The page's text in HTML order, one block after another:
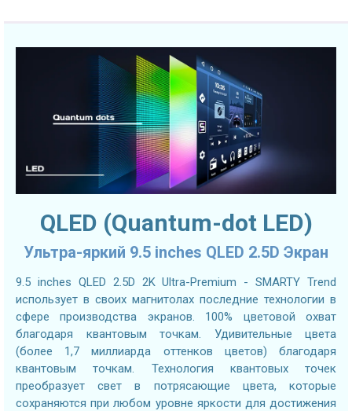
QLED (Quantum-dot LED)
Ультра-яркий 9.5 inches QLED 2.5D Экран
9.5 inches QLED 2.5D 2K Ultra-Premium - SMARTY Trend
использует в своих магнитолах последние технологии в
сфере производства экранов. 100% цветовой охват
благодаря квантовым точкам. Удивительные цвета
(более 1,7 миллиарда оттенков цветов) благодаря
квантовым точкам. Технология квантовых точек
преобразует свет в потрясающие цвета, которые
сохраняются при любом уровне яркости для достижения